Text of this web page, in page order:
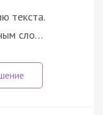
текста.
сло…